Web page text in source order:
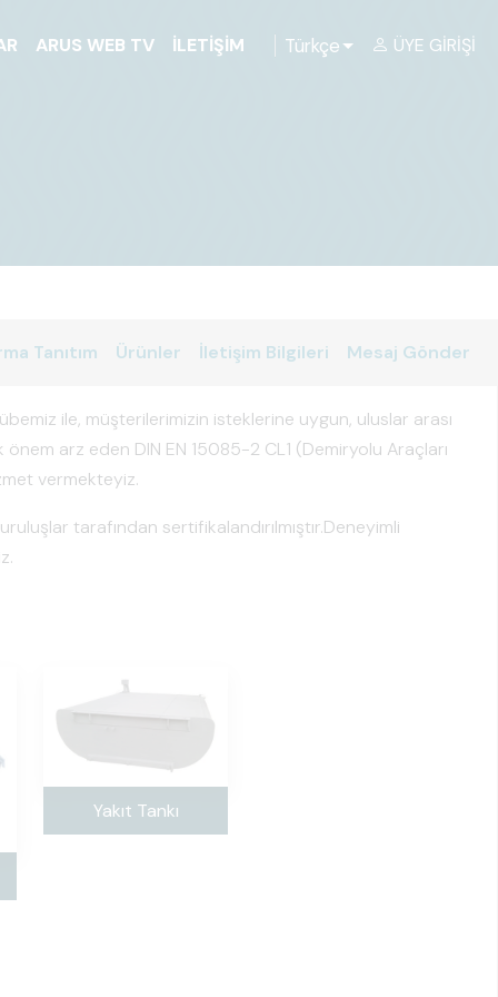
ARUS WEB TV İLETIŞIM Türkçe ÜYE GIRIŞI
Tanıtım Ürünler İletişim Bilgileri Mesaj Gönder
ile, müşterilerimizin isteklerine uygun, uluslar arası
arz eden DIN EN 15085-2 CL1 (Demiryolu Araçları
vermekteyiz.
tarafından sertifikalandırılmıştır.Deneyimli
Yakıt Tankı